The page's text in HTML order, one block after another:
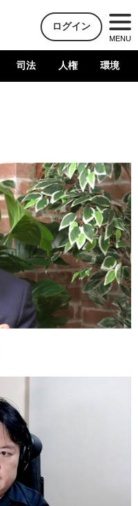
ログイン
MENU
司法 人権 環境